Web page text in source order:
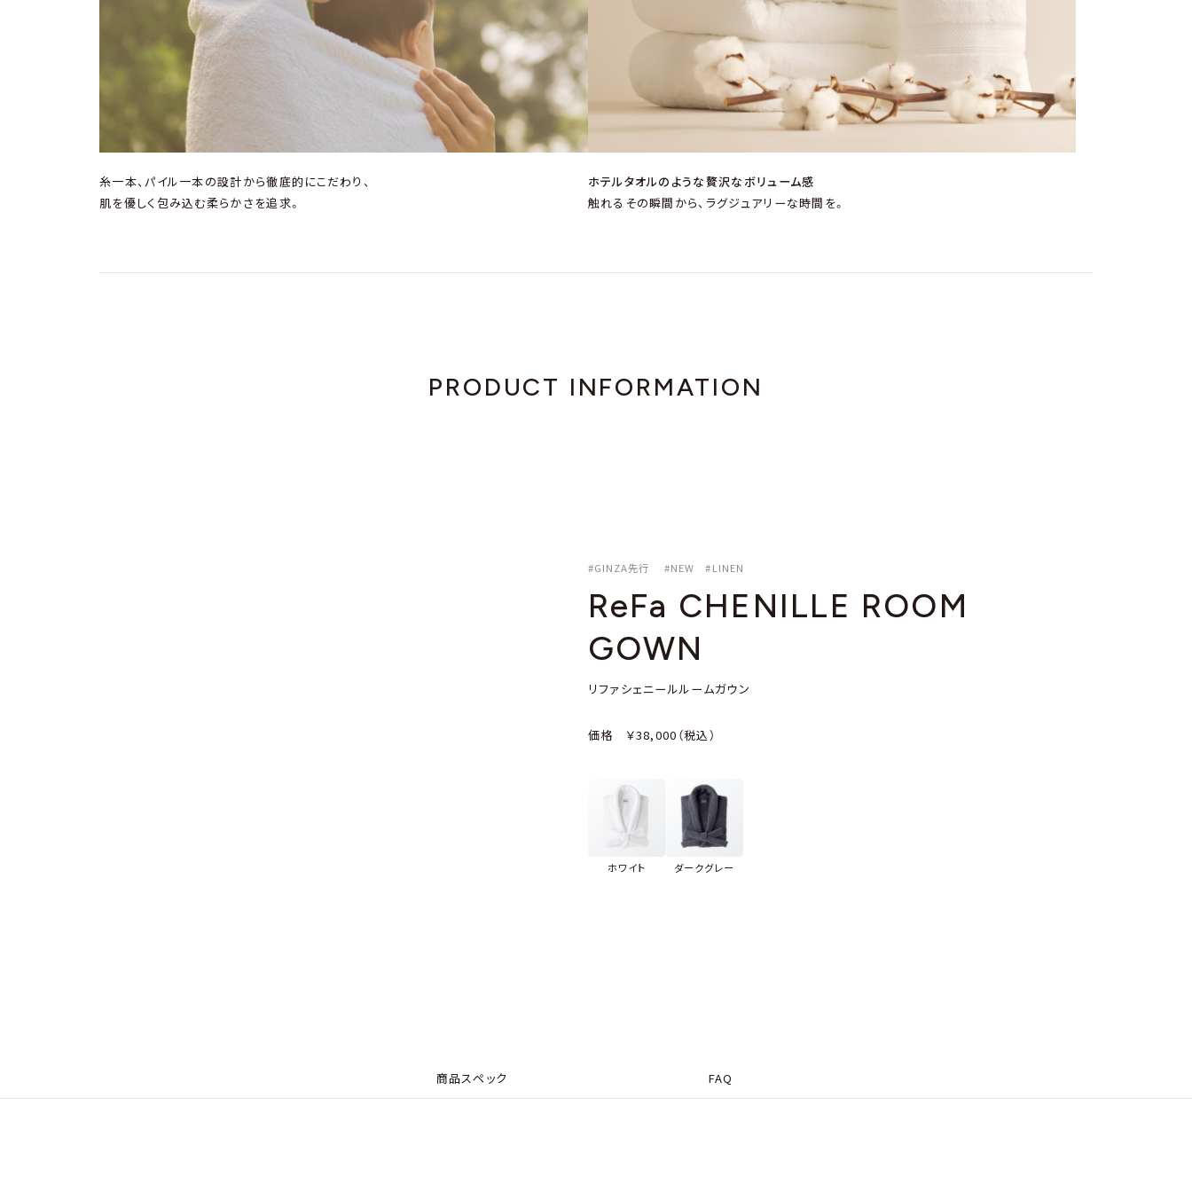
糸一本、パイル一本の設計から徹底的にこだわり、
肌を優しく包み込む柔らかさを追求。
ホテルタオルのような贅沢なボリューム感
触れるその瞬間から、ラグジュアリーな時間を。
PRODUCT INFORMATION
#GINZA先行 #NEW #LINEN
ReFa CHENILLE ROOM
GOWN
リファシェニールルームガウン
価格 ￥38,000（税込）
ホワイト ダークグレー
商品スペック FAQ